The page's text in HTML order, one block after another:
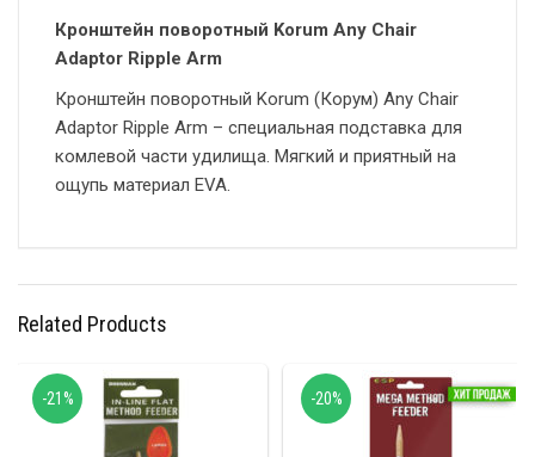
Кронштейн поворотный Korum Any Chair
Adaptor Ripple Arm
Кронштейн поворотный Korum (Корум) Any Chair
Adaptor Ripple Arm – специальная подставка для
комлевой части удилища. Мягкий и приятный на
ощупь материал EVA.
Related Products
-21% -20%